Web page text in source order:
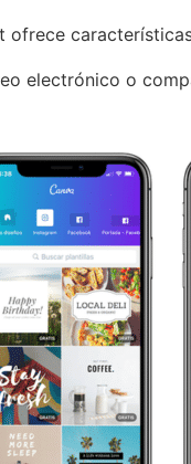
ofrece
electrónico o